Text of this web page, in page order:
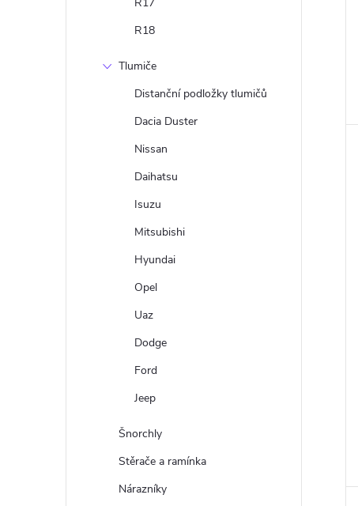
R18
Tlumiče
Distanční podložky tlumičů
Dacia Duster
Nissan
Daihatsu
Isuzu
Mitsubishi
Hyundai
Opel
Uaz
Dodge
Ford
Jeep
Šnorchly
Stěrače a ramínka
Nárazníky